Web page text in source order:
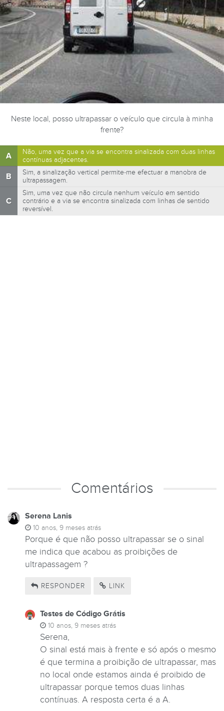
Neste local, posso ultrapassar o veículo que circula à minha
frente?
A
Não, uma vez que a via se encontra sinalizada com duas linhas
contínuas adjacentes.
B
Sim, a sinalização vertical permite-me efectuar a manobra de
ultrapassagem.
C
Sim, uma vez que não circula nenhum veículo em sentido
contrário e a via se encontra sinalizada com linhas de sentido
reversível.
Comentários
Serena Lanis
10 anos, 9 meses atrás
Porque é que não posso ultrapassar se o sinal
me indica que acabou as proibições de
ultrapassagem ?
RESPONDER LINK
Testes de Código Grátis
10 anos, 9 meses atrás
Serena,
O sinal está mais à frente e só após o mesmo
é que termina a proibição de ultrapassar, mas
no local onde estamos ainda é proibido de
ultrapassar porque temos duas linhas
contínuas. A resposta certa é a A.